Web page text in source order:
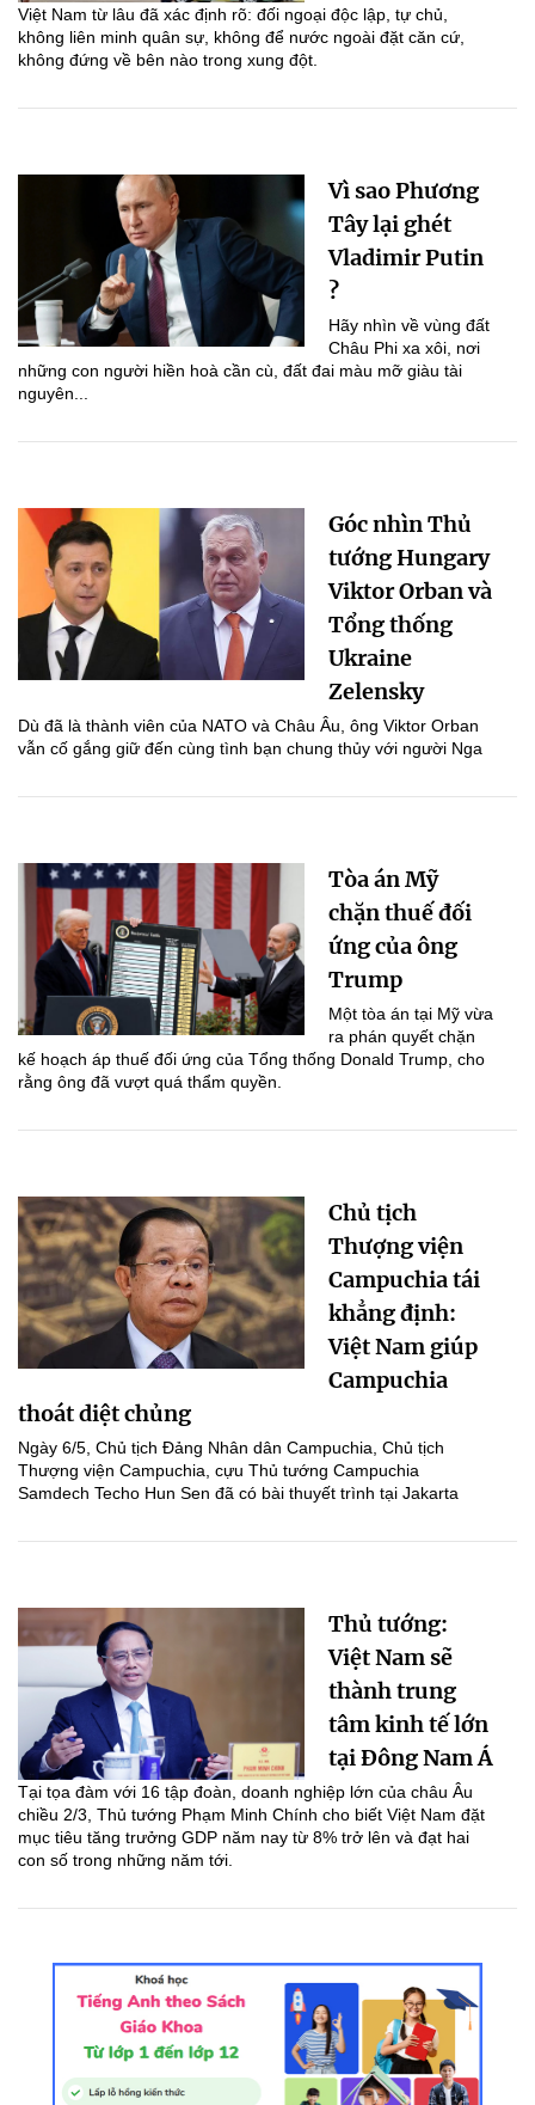
Việt Nam từ lâu đã xác định rõ: đối ngoại độc lập, tự chủ,
không liên minh quân sự, không để nước ngoài đặt căn cứ,
không đứng về bên nào trong xung đột.
Vì sao Phương
Tây lại ghét
Vladimir Putin
?
Hãy nhìn về vùng đất
Châu Phi xa xôi, nơi
những con người hiền hoà cần cù, đất đai màu mỡ giàu tài
nguyên...
Góc nhìn Thủ
tướng Hungary
Viktor Orban và
Tổng thống
Ukraine
Zelensky
Dù đã là thành viên của NATO và Châu Âu, ông Viktor Orban
vẫn cố gắng giữ đến cùng tình bạn chung thủy với người Nga
Tòa án Mỹ
chặn thuế đối
ứng của ông
Trump
Một tòa án tại Mỹ vừa
ra phán quyết chặn
kế hoạch áp thuế đối ứng của Tổng thống Donald Trump, cho
rằng ông đã vượt quá thẩm quyền.
Chủ tịch
Thượng viện
Campuchia tái
khẳng định:
Việt Nam giúp
Campuchia
thoát diệt chủng
Ngày 6/5, Chủ tịch Đảng Nhân dân Campuchia, Chủ tịch
Thượng viện Campuchia, cựu Thủ tướng Campuchia
Samdech Techo Hun Sen đã có bài thuyết trình tại Jakarta
Thủ tướng:
Việt Nam sẽ
thành trung
tâm kinh tế lớn
tại Đông Nam Á
Tại tọa đàm với 16 tập đoàn, doanh nghiệp lớn của châu Âu
chiều 2/3, Thủ tướng Phạm Minh Chính cho biết Việt Nam đặt
mục tiêu tăng trưởng GDP năm nay từ 8% trở lên và đạt hai
con số trong những năm tới.